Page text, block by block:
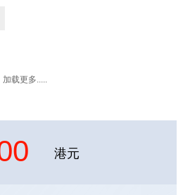
加载更多.....
港元